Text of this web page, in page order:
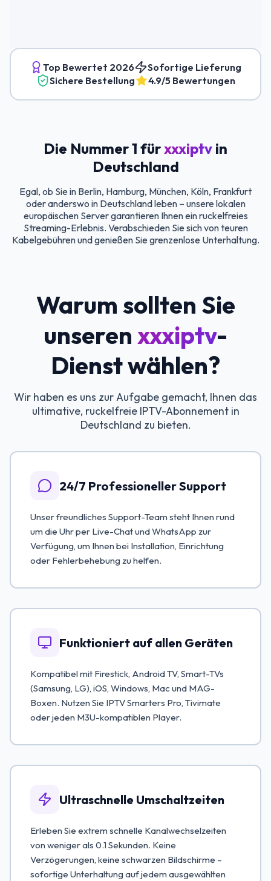
Top Bewertet 2026
Sofortige Lieferung
Sichere Bestellung
4.9/5 Bewertungen
Die Nummer 1 fürxxxiptv in
Deutschland
Egal, ob Sie in Berlin, Hamburg, München, Köln, Frankfurt
oder anderswo in Deutschland leben – unsere lokalen
europäischen Server garantieren Ihnen ein ruckelfreies
Streaming-Erlebnis. Verabschieden Sie sich von teuren
Kabelgebühren und genießen Sie grenzenlose Unterhaltung.
Warum sollten Sie
unseren xxxiptv-
Dienst wählen?
Wir haben es uns zur Aufgabe gemacht, Ihnen das
ultimative, ruckelfreie IPTV-Abonnement in
Deutschland zu bieten.
24/7 Professioneller Support
Unser freundliches Support-Team steht Ihnen rund
um die Uhr per Live-Chat und WhatsApp zur
Verfügung, um Ihnen bei Installation, Einrichtung
oder Fehlerbehebung zu helfen.
Funktioniert auf allen Geräten
Kompatibel mit Firestick, Android TV, Smart-TVs
(Samsung, LG), iOS, Windows, Mac und MAG-
Boxen. Nutzen Sie IPTV Smarters Pro, Tivimate
oder jeden M3U-kompatiblen Player.
Ultraschnelle Umschaltzeiten
Erleben Sie extrem schnelle Kanalwechselzeiten
von weniger als 0.1 Sekunden. Keine
Verzögerungen, keine schwarzen Bildschirme –
sofortige Unterhaltung auf jedem ausgewählten